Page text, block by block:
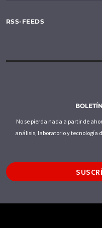
RSS-FEEDS
No se pierda nada a partir de
análisis, laboratorio y tecnología